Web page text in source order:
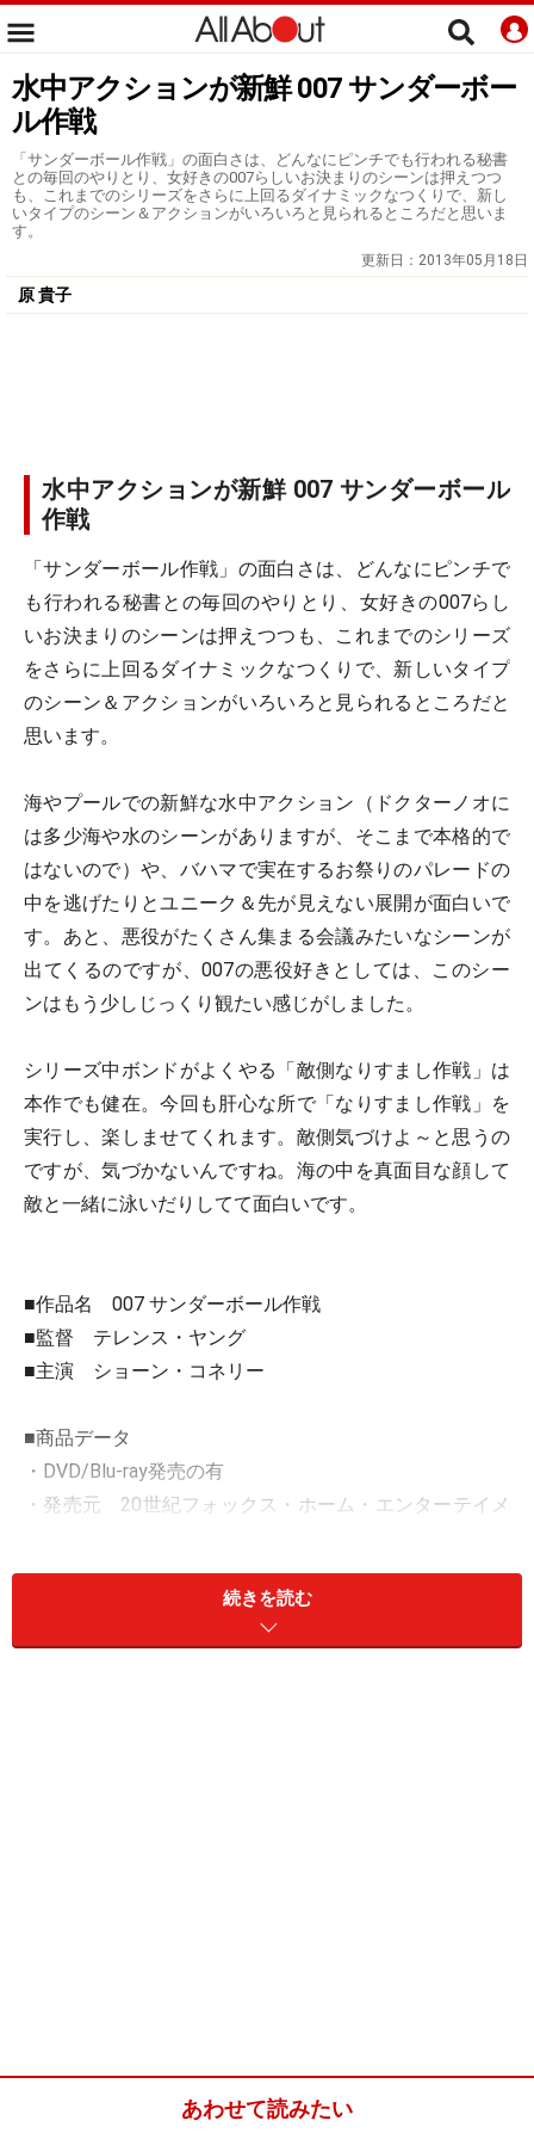
水中アクションが新鮮 007 サンダーボー
ル作戦
「サンダーボール作戦」の面白さは、どんなにピンチでも行われる秘書
との毎回のやりとり、女好きの007らしいお決まりのシーンは押えつつ
も、これまでのシリーズをさらに上回るダイナミックなつくりで、新し
いタイプのシーン＆アクションがいろいろと見られるところだと思いま
す。
更新日： 2013年05月18日
原 貴子
水中アクションが新鮮 007 サンダーボール
作戦
「サンダーボール作戦」の面白さは、どんなにピンチで
も行われる秘書との毎回のやりとり、女好きの007らし
いお決まりのシーンは押えつつも、これまでのシリーズ
をさらに上回るダイナミックなつくりで、新しいタイプ
のシーン＆アクションがいろいろと見られるところだと
思います。
海やプールでの新鮮な水中アクション（ドクターノオに
は多少海や水のシーンがありますが、そこまで本格的で
はないので）や、バハマで実在するお祭りのパレードの
中を逃げたりとユニーク＆先が見えない展開が面白いで
す。あと、悪役がたくさん集まる会議みたいなシーンが
出てくるのですが、007の悪役好きとしては、このシー
ンはもう少しじっくり観たい感じがしました。
シリーズ中ボンドがよくやる「敵側なりすまし作戦」は
本作でも健在。今回も肝心な所で「なりすまし作戦」を
実行し、楽しませてくれます。敵側気づけよ～と思うの
ですが、気づかないんですね。海の中を真面目な顔して
敵と一緒に泳いだりしてて面白いです。
■作品名 007 サンダーボール作戦
■監督 テレンス・ヤング
■主演 ショーン・コネリー
■商品データ
・DVD/Blu-ray発売の有
・発売元 20世紀フォックス・ホーム・エンターテイメ
サンダーボール作戦 [Blu-ray]
【編集部おすすめの購入サイト】
続きを読む
あわせて読みたい